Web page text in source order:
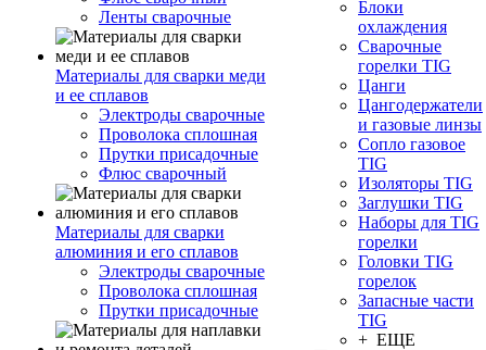
Ленты сварочные
Материалы для сварки меди
и ее сплавов
Электроды сварочные
Проволока сплошная
Прутки присадочные
Флюс сварочный
Материалы для сварки
алюминия и его сплавов
Электроды сварочные
Проволока сплошная
Прутки присадочные
Блоки
охлаждения
Сварочные
горелки TIG
Цанги
Цангодержатели
и газовые линзы
Сопло газовое
TIG
Изоляторы TIG
Заглушки TIG
Наборы для TIG
горелки
Головки TIG
горелок
Запасные части
TIG
+ ЕЩЕ